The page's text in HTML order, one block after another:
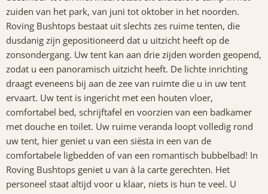
zuiden van het park, van juni tot oktober in het noorden.
Roving Bushtops bestaat uit slechts zes ruime tenten, die
dusdanig zijn gepositioneerd dat u uitzicht heeft op de
zonsondergang. Uw tent kan aan drie zijden worden geopend,
zodat u een panoramisch uitzicht heeft. De lichte inrichting
draagt eveneens bij aan de zee van ruimte die u in uw tent
ervaart. Uw tent is ingericht met een houten vloer,
comfortabel bed, schrijftafel en voorzien van een badkamer
met douche en toilet. Uw ruime veranda loopt volledig rond
uw tent, hier geniet u van een siësta in een van de
comfortabele ligbedden of van een romantisch bubbelbad! In
Roving Bushtops geniet u van à la carte gerechten. Het
personeel staat altijd voor u klaar, niets is hun te veel. U